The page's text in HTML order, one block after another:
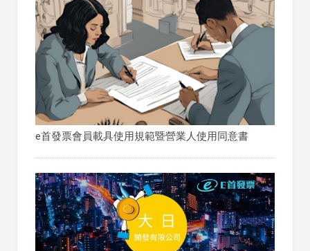
e首發票會員載具使用規範暨營業人使用同意書